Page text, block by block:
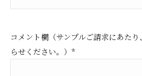
コメント欄（サンプルご請求にあた
らせください。）*